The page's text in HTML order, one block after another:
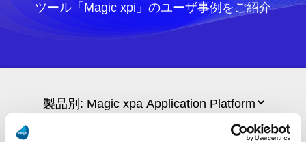
ツール「Magic xpi」のユーザ事例をご紹介